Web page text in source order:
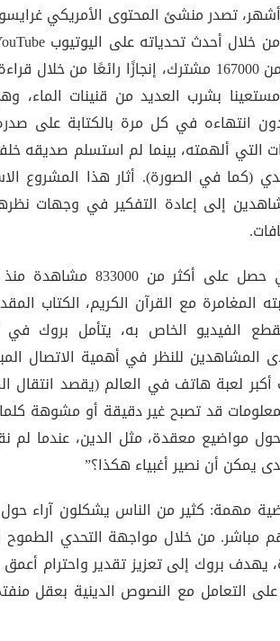
عرض آسر وغير مسبوق قبل 8 أشهر، تصدر منشئ المحتوى الأمريكي
بروك، الذي يحظى بمتابعته لأكثر من 167000 مشترك، إنجازًا رائعًا من
بشرب العديد من قنينات الماء،
وكان يدون انتهاءه في كل مرة بالكتابة على
التي ألهمته، بينما لم استسلم صديقه
(كما في الصورة). أثار هذا المشروع
إلى إعادة التفكير في وجهات
يوثق فيديو غرايسون بروك، الذي حصل على أكثر
في 13 ديسمبر 2023، تجربته المغامرة مع القرآن الكريم،
الفيديو الخاص به، يتأمل بروك في
المشاهدين للنظر في أهمية الاتصال
لعبة هاتف في العالم (يقصد انتقال
قد تصبح غير دقيقة أو مشوهة كلما
مواضيع معقدة، مثل الدين، عندما لم
يمكن أن نصير أغبياء هكذا؟”
كثير من الناس يشكلون آراء حول
مباشر. من خلال مواجهة التحدي الطموح
بروك إلى تعزيز تقدير واحترام أعمق
التعامل مع النصوص الدينية بعقل